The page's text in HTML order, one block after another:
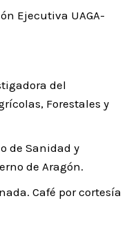
Ejecutiva UAGA-
del
Forestales y
de Sanidad y
de Aragón.
Café por cortesía